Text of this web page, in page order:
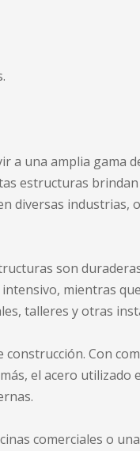
una amplia gama
estructuras
diversas
son
mientras
talleres y otras
Con
el acero
comerciales o